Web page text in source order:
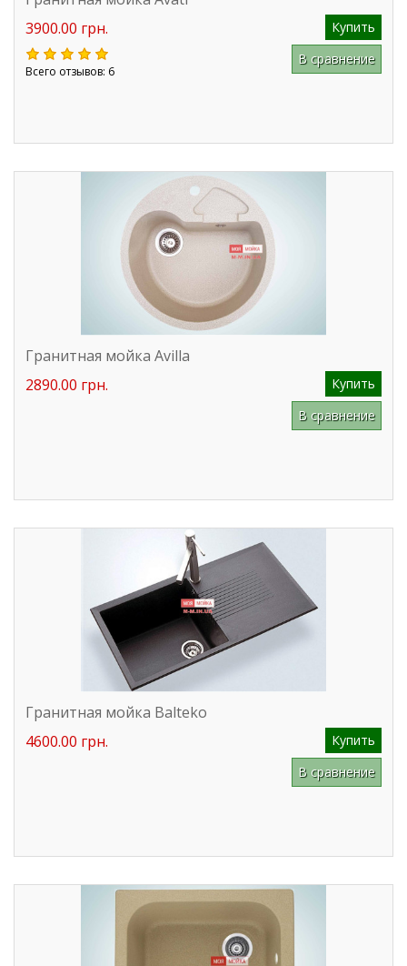
3900.00 грн.
Купить
Всего отзывов: 6
В сравнение
Гранитная мойка Avilla
2890.00 грн.
Купить
В сравнение
Гранитная мойка Balteko
4600.00 грн.
Купить
В сравнение